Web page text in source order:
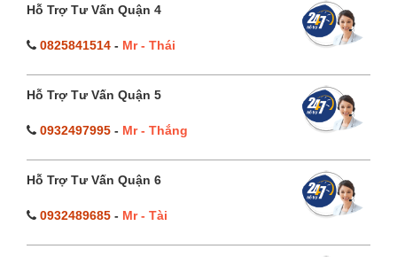
Hỗ Trợ Tư Vấn Quận 4
0825841514 - Mr - Thái
Hỗ Trợ Tư Vấn Quận 5
0932497995 - Mr - Thắng
Hỗ Trợ Tư Vấn Quận 6
0932489685 - Mr - Tài